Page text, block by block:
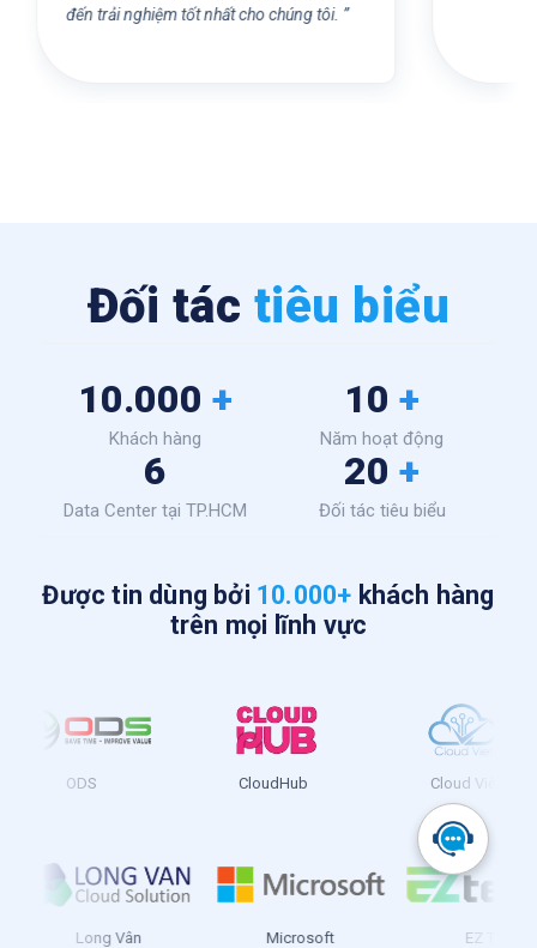
trải nghiệm tốt nhất cho chúng tôi.
Đối tác tiêu biểu
10.000 +
Khách hàng
10 +
Năm hoạt động
6
Data Center tại TP.HCM
20 +
Đối tác tiêu biểu
Được tin dùng bởi 10.000+ khách hàng
trên mọi lĩnh vực
CloudHub Cloud Việt
Long Vân Microsoft